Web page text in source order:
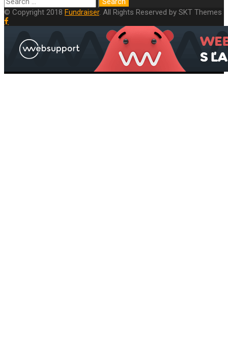
© Copyright 2018 Fundraiser. All Rights Reserved by SKT Themes